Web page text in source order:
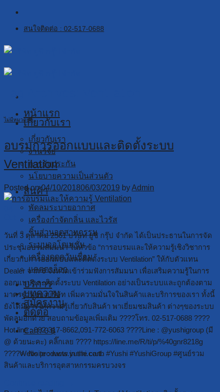
Skip
contentสนใจติดต่อ : 02-517-0688
หน้าแรก
เกี่ยวกับเรา
เกี่ยวกับเรา
งานวิจัย
การรับประกัน
นโยบายความเป็นส่วนตัว
สินค้า
พัดลมระบายอากาศ
เครื่องกำจัดกลิ่น และไวรัส
ชิ้นส่วนอุตสาหกรรม
ระบบออโตเมชั่น
เครื่องดูดควันเชื่อม
แคตตาล็อก
บริการ
บทความ
สมัครงาน
ติดต่อ
Cart /0฿
No products in the cart.
Tag Archives:
ไม่มีหมวดหมู่
อบรมการออกแบบและติดตั้งระบบ
Ventilation
Posted on04/10/201806/03/2019 byAdmin
วันที่ 3 ตุลาคม 2561 บริษัท ยูชิ กรุ๊ป จำกัด ได้เป็นประธานในการจัด
ประชุมอบรมสัมมนา ในหัวข้อ “การอบรมและให้ความรู้เชิงวิชาการ
เกี่ยวกับการออกแบบและติดตั้งระบบ Ventilation” ให้กับตัวแทน
Dealer จาก 6 จังหวัดเข้าร่วมฟังการสัมมนา เพื่อเสริมความรู้ในการ
ออกแบบและติดตั้งระบบ Ventilation อย่างเป็นระบบและถูกต้องตาม
มาตรฐานของบริษัท เพิ่มความมั่นใจในสินค้าและบริการของเรา ทั้งนี้
ยังได้มีการให้ความรู้เกี่ยวกับสินค้า พาเยี่ยมชมสินค้า ต่างๆของระบบ
พัดลมอีกด้วย สอบถามข้อมูลเพิ่มเติม ????โทร. 02-517-0688 ????
Hot line : 082-317-8662,091-772-6063 ????Line : @yushigroup (มี
@ ด้วยนะคะ) คลิ๊กเลย ???? https://line.me/R/ti/p/%40gnr8218g
????Website : www.yushi.co.th #Yushi #YushiGroup #ศูนย์รวม
สินค้าและบริการอุตสาหกรรมครบวงจร